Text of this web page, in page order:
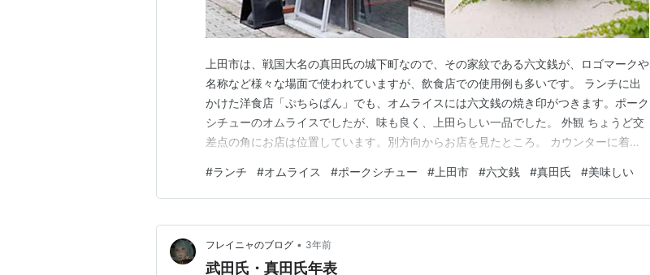
上田市は、戦国大名の真田氏の城下町なので、その家紋である六文銭が、ロゴマークや
名称など様々な場面で使われていますが、飲食店での使用例も多いです。 ランチに出
かけた洋食店「ぷちらぱん」でも、オムライスには六文銭の焼き印がつきます。ポーク
シチューのオムライスでしたが、味も良く、上田らしい一品でした。 外観 ちょうど交
差点の角にお店は位置しています。別方向からお店を見たところ。 カウンターに着
テーブル席もあります。 天井近くにスピーカーが設置されていて、ピアノトリオなど
ジャズが流れています。スピーカーの位置に、今回初めて…
#ランチ #オムライス #ポークシチュー # 上田市 #六文銭 #真田氏 #美味しい
フレイニャのブログ • 3年前
武田氏・真田氏年表